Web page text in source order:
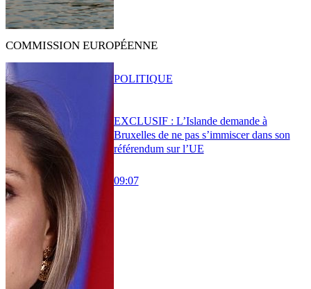
COMMISSION EUROPÉENNE
EXCLUSIF : L’Islande demande à
Bruxelles de ne pas s’immiscer dans son
référendum sur l’UE
09:07
POLITIQUE